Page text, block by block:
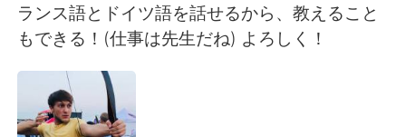
English 简体中文
繁體中文
العربية
ランス語とドイツ語を話せるから、教えること
もできる！(仕事は先生だね) よろしく！